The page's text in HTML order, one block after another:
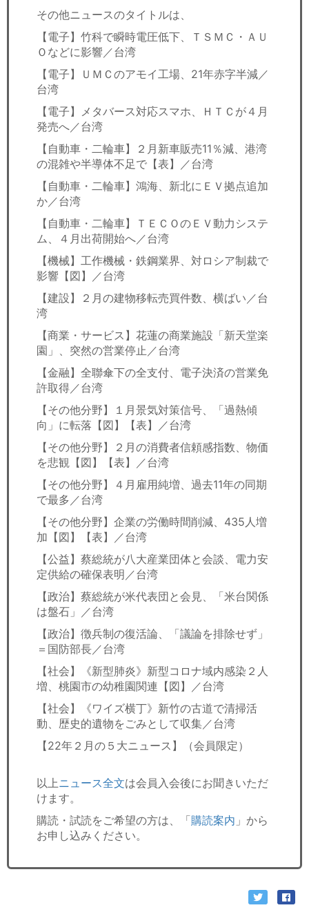
その他ニュースのタイトルは、
【電子】竹科で瞬時電圧低下、ＴＳＭＣ・ＡＵ
Ｏなどに影響／台湾
【電子】ＵＭＣのアモイ工場、21年赤字半減／
台湾
【電子】メタバース対応スマホ、ＨＴＣが４月
発売へ／台湾
【自動車・二輪車】２月新車販売11％減、港湾
の混雑や半導体不足で【表】／台湾
【自動車・二輪車】鴻海、新北にＥＶ拠点追加
か／台湾
【自動車・二輪車】ＴＥＣＯのＥＶ動力システ
ム、４月出荷開始へ／台湾
【機械】工作機械・鉄鋼業界、対ロシア制裁で
影響【図】／台湾
【建設】２月の建物移転売買件数、横ばい／台
湾
【商業・サービス】花蓮の商業施設「新天堂楽
園」、突然の営業停止／台湾
【金融】全聯傘下の全支付、電子決済の営業免
許取得／台湾
【その他分野】１月景気対策信号、「過熱傾
向」に転落【図】【表】／台湾
【その他分野】２月の消費者信頼感指数、物価
を悲観【図】【表】／台湾
【その他分野】４月雇用純増、過去11年の同期
で最多／台湾
【その他分野】企業の労働時間削減、435人増
加【図】【表】／台湾
【公益】蔡総統が八大産業団体と会談、電力安
定供給の確保表明／台湾
【政治】蔡総統が米代表団と会見、「米台関係
は盤石」／台湾
【政治】徴兵制の復活論、「議論を排除せず」
＝国防部長／台湾
【社会】《新型肺炎》新型コロナ域内感染２人
増、桃園市の幼稚園関連【図】／台湾
【社会】《ワイズ横丁》新竹の古道で清掃活
動、歴史的遺物をごみとして収集／台湾
【22年２月の５大ニュース】（会員限定）
以上ニュース全文は会員入会後にお聞きいただ
けます。
購読・試読をご希望の方は、「購読案内 」から
お申し込みください。